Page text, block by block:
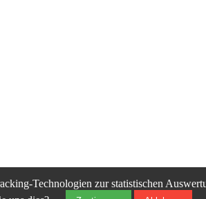
Technologien zur statistischen